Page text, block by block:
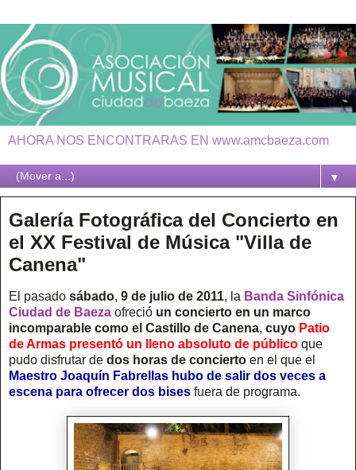
AHORA NOS ENCONTRARAS EN www.amcbaeza.com
▼
Galería Fotográfica del Concierto en
el XX Festival de Música "Villa de
Canena"
El pasado sábado, 9 de julio de 2011, la Banda Sinfónica
Ciudad de Baeza ofreció un concierto en un marco
incomparable como el Castillo de Canena, cuyo Patio
de Armas presentó un lleno absoluto de público que
pudo disfrutar de dos horas de concierto en el que el
Maestro Joaquín Fabrellas hubo de salir dos veces a
escena para ofrecer dos bises fuera de programa.